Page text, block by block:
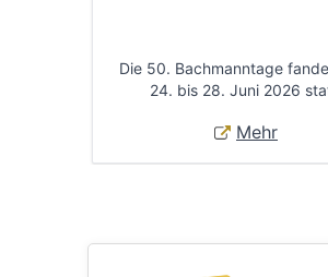
Die 50. Bachmanntage
24. bis 28. Juni 2026
Mehr